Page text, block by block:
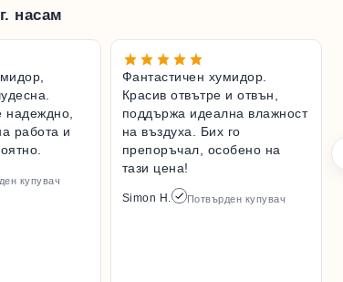
насам
надеждно,
работа и
купувач
Фантастичен хумидор.
Красив отвътре и отвън,
поддържа идеална влажност
на въздуха. Бих го
препоръчал, особено на
тази цена!
Simon H. Потвърден купувач